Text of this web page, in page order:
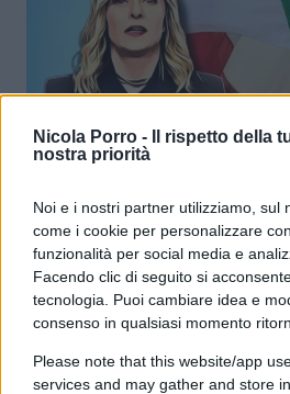
Nicola Porro -
Il rispetto della
nostra priorità
Noi e i nostri partner utilizziamo, sul
come i cookie per personalizzare
funzionalità per social media e
Facendo clic di seguito si
tecnologia. Puoi cambiare idea e
consenso in qualsiasi momento
Please note that this website/app
services and may gather and store
Marco Rizzo accetta
“Posso fare il
30 Ottobre 2024, 11:30